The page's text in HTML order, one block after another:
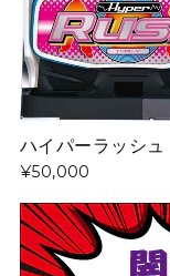
ハイパーラッシュ
¥50,000